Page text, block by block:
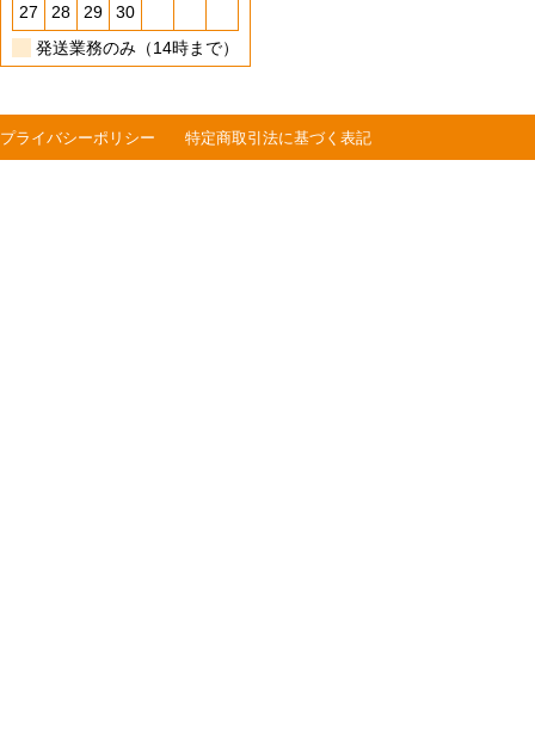
27
28 29
30
発送業務のみ（14時まで）
プライバシーポリシー 特定商取引法に基づく表記